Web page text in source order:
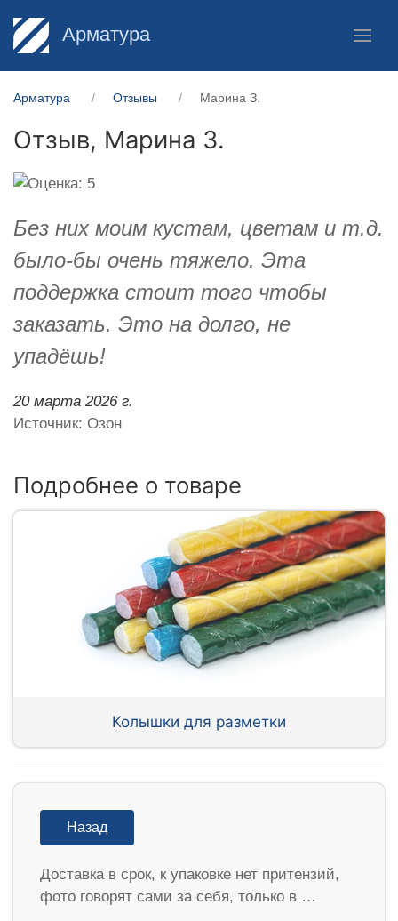
Арматура
Арматура Отзывы Марина З.
Отзыв, Марина З.
Без них моим кустам, цветам и т.д.
было-бы очень тяжело. Эта
поддержка стоит того чтобы
заказать. Это на долго, не
упадёшь!
20 марта 2026 г.
Источник: Озон
Подробнее о товаре
Колышки для разметки
Назад
Доставка в срок, к упаковке нет притензий,
фото говорят сами за себя, только в …